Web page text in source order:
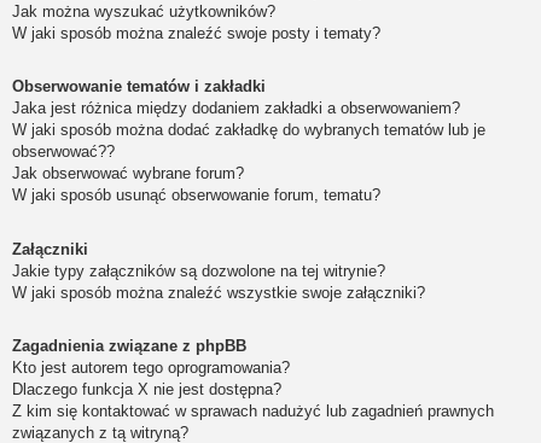
Jak można wyszukać użytkowników?
W jaki sposób można znaleźć swoje posty i tematy?
Obserwowanie tematów i zakładki
Jaka jest różnica między dodaniem zakładki a obserwowaniem?
W jaki sposób można dodać zakładkę do wybranych tematów lub je
obserwować??
Jak obserwować wybrane forum?
W jaki sposób usunąć obserwowanie forum, tematu?
Załączniki
Jakie typy załączników są dozwolone na tej witrynie?
W jaki sposób można znaleźć wszystkie swoje załączniki?
Zagadnienia związane z phpBB
Kto jest autorem tego oprogramowania?
Dlaczego funkcja X nie jest dostępna?
Z kim się kontaktować w sprawach nadużyć lub zagadnień prawnych
związanych z tą witryną?